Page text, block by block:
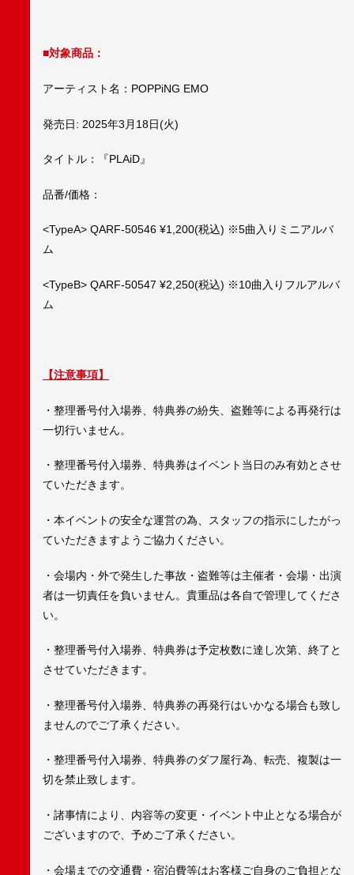
■対象商品：
アーティスト名：POPPiNG EMO
発売日: 2025年3月18日(火)
タイトル：『PLAiD』
品番/価格：
<TypeA> QARF-50546 ¥1,200(税込) ※5曲入りミニアルバ
ム
<TypeB> QARF-50547 ¥2,250(税込) ※10曲入りフルアルバ
ム
【注意事項】
・整理番号付入場券、特典券の紛失、盗難等による再発行は
一切行いません。
・整理番号付入場券、特典券はイベント当日のみ有効とさせ
ていただきます。
・本イベントの安全な運営の為、スタッフの指示にしたがっ
ていただきますようご協力ください。
・会場内・外で発生した事故・盗難等は主催者・会場・出演
者は一切責任を負いません。貴重品は各自で管理してくださ
い。
・整理番号付入場券、特典券は予定枚数に達し次第、終了と
させていただきます。
・整理番号付入場券、特典券の再発行はいかなる場合も致し
ませんのでご了承ください。
・整理番号付入場券、特典券のダフ屋行為、転売、複製は一
切を禁止致します。
・諸事情により、内容等の変更・イベント中止となる場合が
ございますので、予めご了承ください。
・会場までの交通費・宿泊費等はお客様ご自身のご負担とな